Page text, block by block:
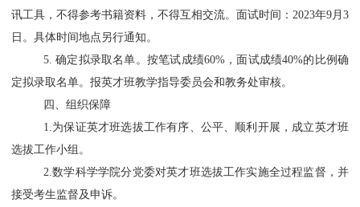
讯工具，不得参考书籍资料，不得互相交流。面试时间：2023年9月3
日。具体时间地点另行通知。
5.确定拟录取名单。按笔试成绩60%，面试成绩40%的比例确
定拟录取名单。报英才班教学指导委员会和教务处审核。
四、组织保障
1.为保证英才班选拔工作有序、公平、顺利开展，成立英才班
选拔工作小组。
2.数学科学学院分党委对英才班选拔工作实施全过程监督，并
接受考生监督及申诉。